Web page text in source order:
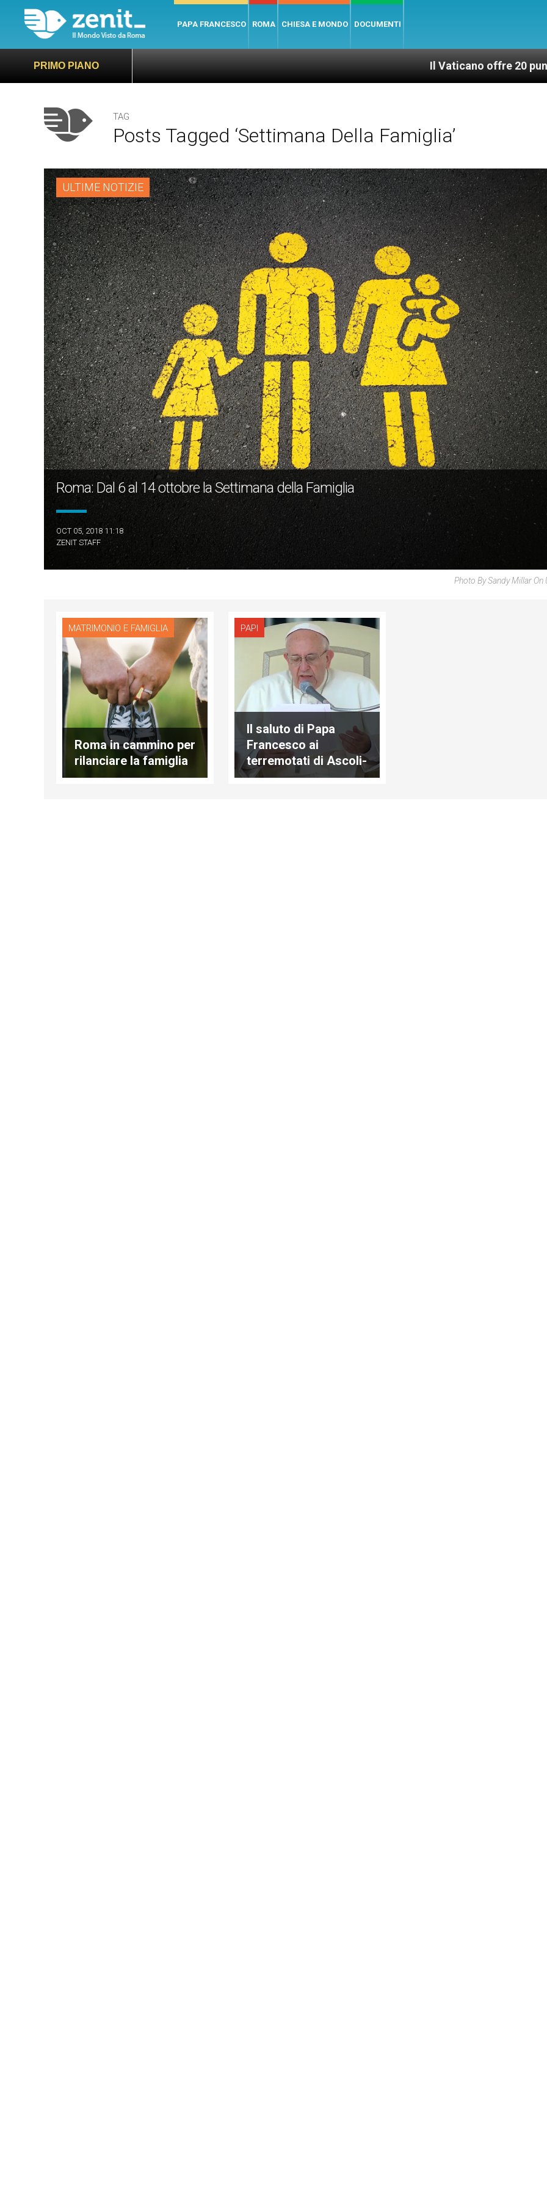
PAPA FRANCESCO ROMA CHIESA E MONDO DOCUMENTI
PRIMO PIANO Il Vaticano offre 20 punti per un
TAG
Posts Tagged ‘settimana Della Famiglia’
ULTIME NOTIZIE
Roma: Dal 6 al 14 ottobre la Settimana della Famiglia
OCT 05, 2018 11:18
ZENIT STAFF
Photo By Sandy Millar On
MATRIMONIO E FAMIGLIA
Roma in cammino per
rilanciare la famiglia
PAPI
Il saluto di Papa
Francesco ai
terremotati di Ascoli-
Piceno